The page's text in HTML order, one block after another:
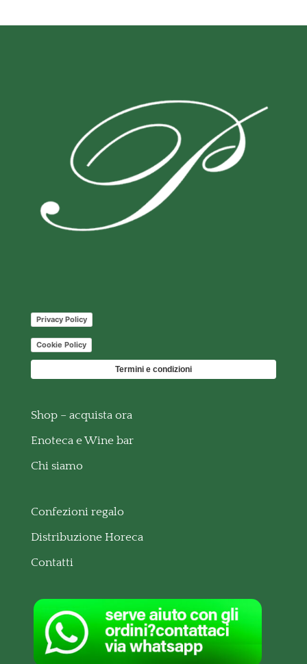
Privacy Policy
Cookie Policy
Termini e condizioni
Shop – acquista ora
Enoteca e Wine bar
Chi siamo
Confezioni regalo
Distribuzione Horeca
Contatti